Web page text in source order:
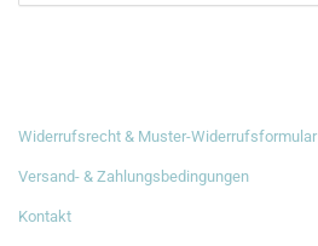
Widerrufsrecht & Muster-Widerrufsformular
Versand- & Zahlungsbedingungen
Kontakt